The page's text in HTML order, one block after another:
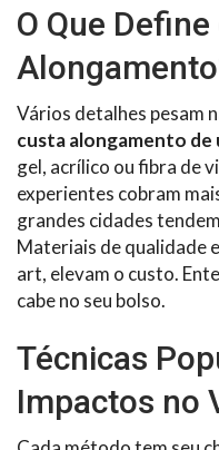
O Que
Vários detalhes pesam
custa alongamento de
gel, acrílico ou fibra de
experientes cobram
grandes cidades
Materiais de qualidade
art, elevam o custo.
cabe no seu bolso.
Técnicas
Impactos no